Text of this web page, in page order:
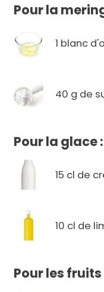
Pour la
1 blanc
40 g de
Pour la glace :
15 cl de
10 cl de
Pour les fruits